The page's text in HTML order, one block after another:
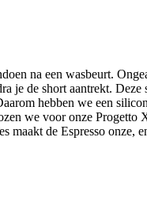
na een wasbeurt.
je de short aantrekt. Deze
hebben we een
we voor onze Progetto
maakt de Espresso